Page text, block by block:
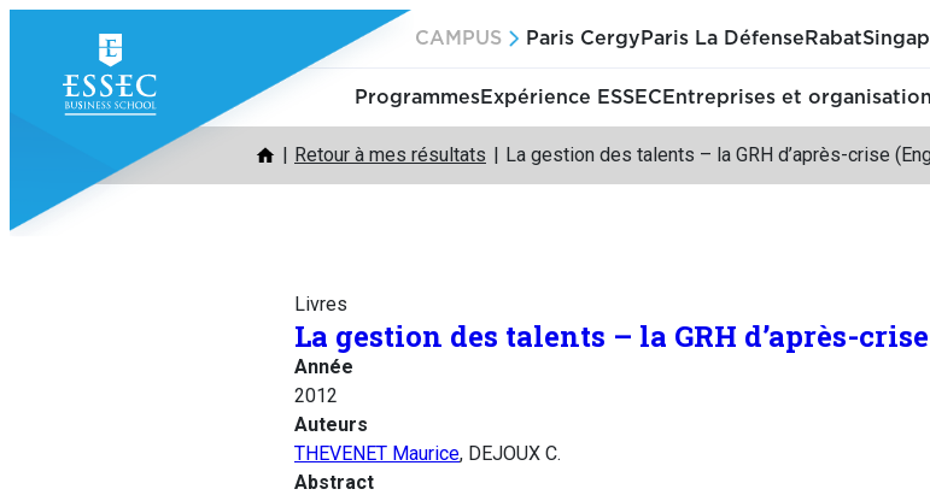
contenu
CAMPUS Paris Cergy Paris La Défense Rabat
ProgrammesExpérience ESSEC Entreprises et
Retour à mes résultats La gestion des talents – la GRH d’après-crise
Livres
La gestion des talents – la GRH d’après-
Année
2012
Auteurs
THEVENET Maurice, DEJOUX C.
Abstract